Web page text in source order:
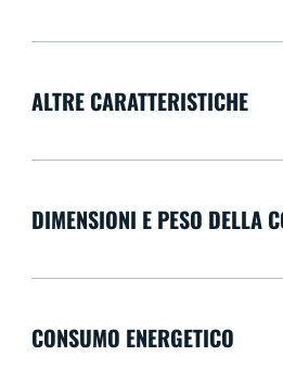
ALTRE CARATTERISTICHE
DIMENSIONI E PESO DELLA
CONSUMO ENERGETICO